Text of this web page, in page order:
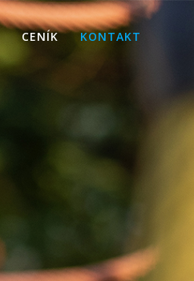
CENÍK KONTAKT